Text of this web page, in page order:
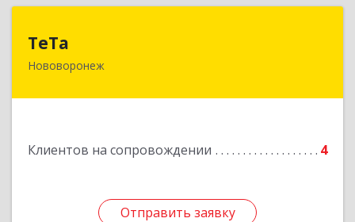
ТеТа
Нововоронеж
Клиентов на сопровождении 4
Отправить заявку
396 073, Нововоронеж г, а/я, дом № 30
Отправить заявку